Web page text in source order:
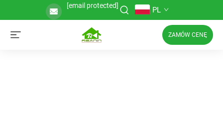
[email protected] PL
ZAMÓW CENĘ